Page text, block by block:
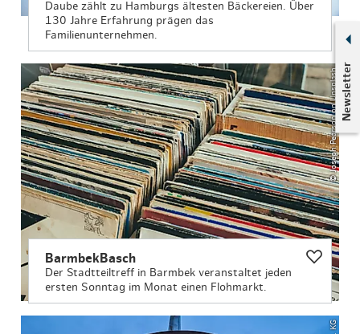
Newsletter
Daube zählt zu Hamburgs ältesten Bäckereien. Über
130 Jahre Erfahrung prägen das
Familienunternehmen.
© Joseph Pearson on Unsplash
BarmbekBasch
Der Stadtteiltreff in Barmbek veranstaltet jeden
ersten Sonntag im Monat einen Flohmarkt.